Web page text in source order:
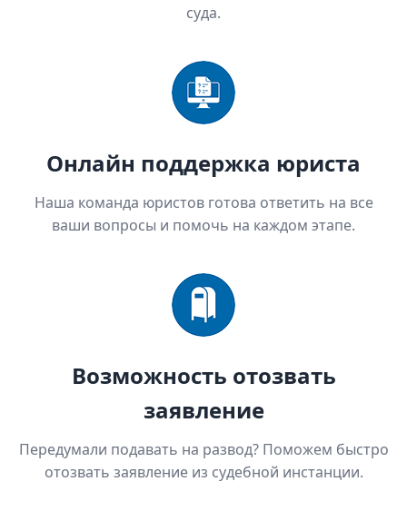
суда.
Онлайн поддержка юриста
Наша команда юристов готова ответить на все
ваши вопросы и помочь на каждом этапе.
Возможность отозвать
заявление
Передумали подавать на развод? Поможем быстро
отозвать заявление из судебной инстанции.